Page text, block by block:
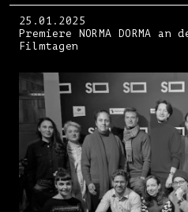
25.01.2025
Premiere NORMA DORMA
Filmtagen